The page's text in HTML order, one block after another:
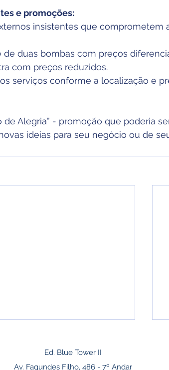
e promoções:
insistentes que comprometem
de duas bombas com preços
com preços reduzidos.
serviços conforme a localização e
de Alegria” - promoção que poderia
ideias para seu negócio ou de
Ed. Blue Tower II
Av. Fagundes Filho, 486 - 7º Andar